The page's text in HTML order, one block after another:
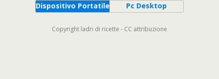
Dispositivo Portatile Pc Desktop
Copyright ladri di ricette - CC attribuzione